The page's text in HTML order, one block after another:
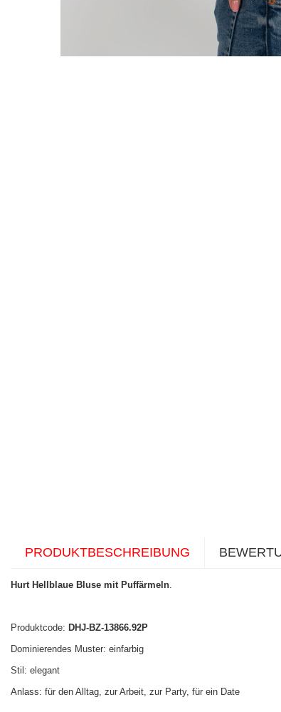
PRODUKTBESCHREIBUNG
Hurt Hellblaue Bluse mit Puffärmeln.
Produktcode: DHJ-BZ-13866.92P
Dominierendes Muster: einfarbig
Stil: elegant
Anlass: für den Alltag, zur Arbeit, zur Party, für ein Date